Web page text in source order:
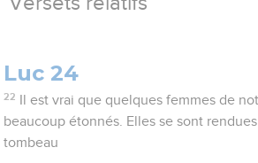
Luc 24
22
Il est vrai que quelques femmes de
beaucoup étonnés. Elles se sont
tombeau